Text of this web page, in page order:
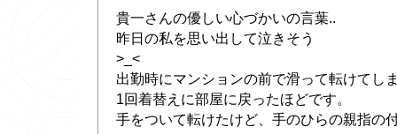
貴一さんの優しい心づかいの言葉..
昨日の私を思い出して泣きそう
>_<
出勤時にマンションの前で滑って転けてし
1回着替えに部屋に戻ったほどです。
手をついて転けたけど、手のひらの親指の